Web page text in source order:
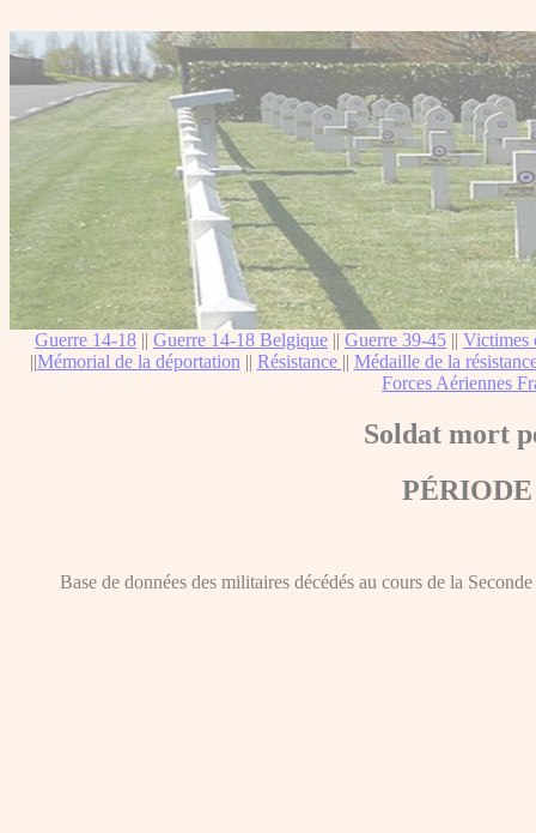
Guerre 14-18 || Guerre 14-18 Belgique || Guerre 39-45 || Victimes
||Mémorial de la déportation || Résistance || Médaille de la
Forces Aériennes
Soldat mort
Base de données des militaires décédés au cours de la